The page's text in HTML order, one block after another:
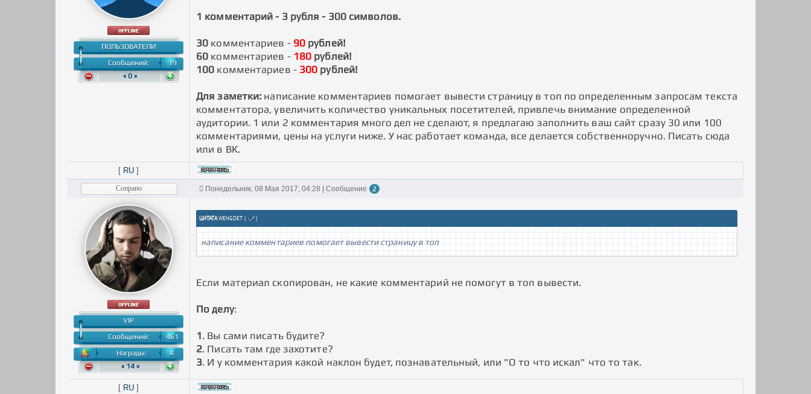
ПОЛЬЗОВАТЕЛИ
Сообщений:
19
« 0 »
1 комментарий - 3 рубля - 300 символов.
30 комментариев - 90 рублей!
60 комментариев - 180 рублей!
100 комментариев - 300 рублей!
Для заметки: написание комментариев помогает вывести страницу в топ по определенным запросам текста
комментатора, увеличить количество уникальных посетителей, привлечь внимание определенной
аудитории. 1 или 2 комментария много дел не сделают, я предлагаю заполнить ваш сайт сразу 30 или 100
комментариями, цены на услуги ниже. У нас работает команда, все делается собственноручно. Писать сюда
или в ВК.
[ RU ]
Сопрано Понедельник, 08 Мая 2017, 04:28 | Сообщение 2
VIP
Сообщений:
461
Награды:
4
« 14 »
ЦИТАТАWENGDET ( )
написание комментариев помогает вывести страницу в топ
Если материал скопирован, не какие комментарий не помогут в топ вывести.
По делу:
1. Вы сами писать будите?
2. Писать там где захотите?
3. И у комментария какой наклон будет, познавательный, или "О то что искал" что то так.
[ RU ]